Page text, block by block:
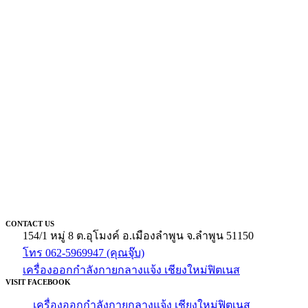
CONTACT US
154/1 หมู่ 8 ต.อุโมงค์ อ.เมืองลำพูน จ.ลำพูน 51150
โทร 062-5969947 (คุณจุ๊บ)
เครื่องออกกำลังกายกลางแจ้ง เชียงใหม่ฟิตเนส
VISIT FACEBOOK
เครื่องออกกำลังกายกลางแจ้ง เชียงใหม่ฟิตเนส